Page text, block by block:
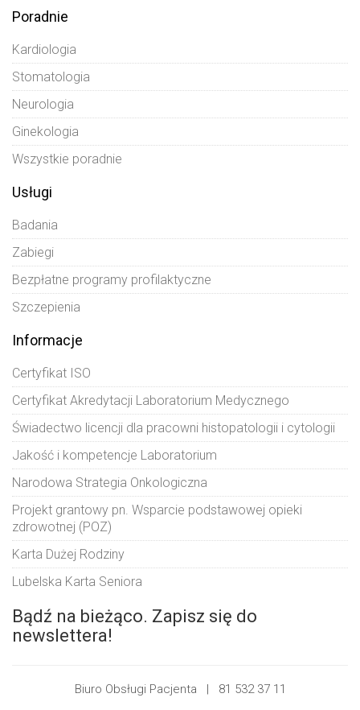
Poradnie
Kardiologia
Stomatologia
Neurologia
Ginekologia
Wszystkie poradnie
Usługi
Badania
Zabiegi
Bezpłatne programy profilaktyczne
Szczepienia
Informacje
Certyfikat ISO
Certyfikat Akredytacji Laboratorium Medycznego
Świadectwo licencji dla pracowni histopatologii i cytologii
Jakość i kompetencje Laboratorium
Narodowa Strategia Onkologiczna
Projekt grantowy pn. Wsparcie podstawowej opieki
zdrowotnej (POZ)
Karta Dużej Rodziny
Lubelska Karta Seniora
Bądź na bieżąco. Zapisz się do
newslettera!
Biuro Obsługi Pacjenta | 81 532 37 11